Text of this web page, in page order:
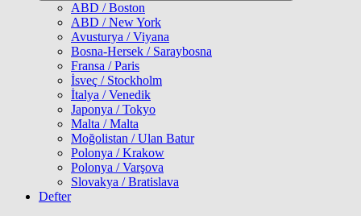
ABD / Boston
ABD / New York
Avusturya / Viyana
Bosna-Hersek / Saraybosna
Fransa / Paris
İsveç / Stockholm
İtalya / Venedik
Japonya / Tokyo
Malta / Malta
Moğolistan / Ulan Batur
Polonya / Krakow
Polonya / Varşova
Slovakya / Bratislava
Defter